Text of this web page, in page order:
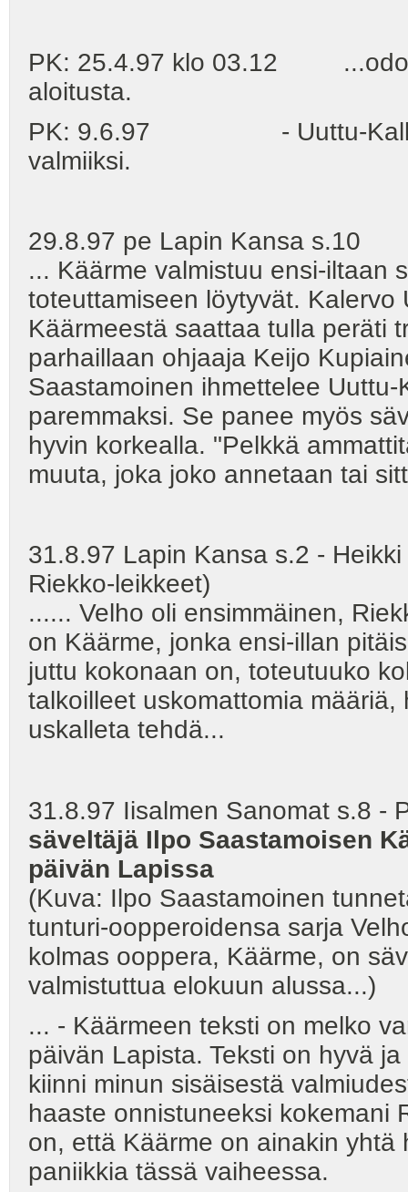
PK: 25.4.97 klo 03.12
aloitusta.
PK: 9.6.97 - Uuttu-Kalle
valmiiksi.
29.8.97 pe Lapin Kansa s.10
... Käärme valmistuu ensi-iltaan
toteuttamiseen löytyvät.
Käärmeestä saattaa tulla peräti
parhaillaan ohjaaja Keijo
Saastamoinen ihmettelee
paremmaksi. Se panee myös
hyvin korkealla. "Pelkkä
muuta, joka joko annetaan tai
31.8.97 Lapin Kansa s.2 -
Riekko-leikkeet)
...... Velho oli ensimmäinen,
on Käärme, jonka ensi-illan
juttu kokonaan on, toteutuuko
talkoilleet uskomattomia
uskalleta tehdä...
31.8.97 Iisalmen Sanomat s.8 -
säveltäjä Ilpo Saastamoisen
päivän Lapissa
(Kuva: Ilpo Saastamoinen
tunturi-oopperoidensa sarja
kolmas ooppera, Käärme, on
valmistuttua elokuun alussa...)
... - Käärmeen teksti on melko
päivän Lapista. Teksti on hyvä
kiinni minun sisäisestä
haaste onnistuneeksi kokemani
on, että Käärme on ainakin
paniikkia tässä vaiheessa.